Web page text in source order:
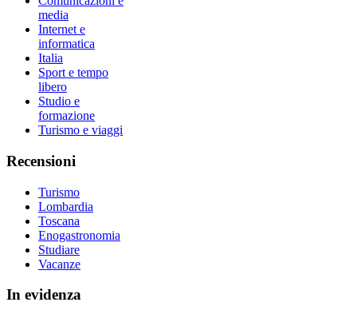
media
Internet e
informatica
Italia
Sport e tempo
libero
Studio e
formazione
Turismo e viaggi
Recensioni
Turismo
Lombardia
Toscana
Enogastronomia
Studiare
Vacanze
In evidenza